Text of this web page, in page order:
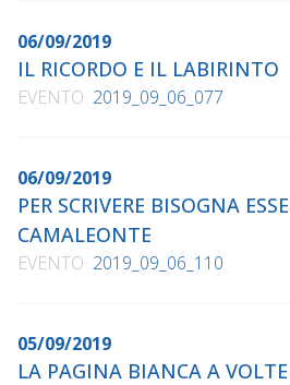
06/09/2019
IL RICORDO E IL LABIRINTO
EVENTO 2019_09_06_077
06/09/2019
PER SCRIVERE BISOGNA
CAMALEONTE
EVENTO 2019_09_06_110
05/09/2019
LA PAGINA BIANCA A